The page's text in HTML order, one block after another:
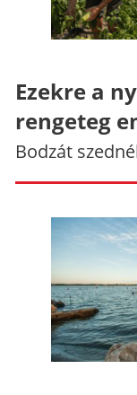
Ezekre a
rengeteg
Bodzát